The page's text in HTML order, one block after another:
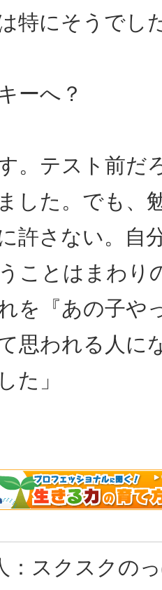
特にそうでし
ーへ？
。テスト前だ
した。でも、
許さない。自
ことはまわり
を『あの子や
思われる人に
た」
：スクスクの